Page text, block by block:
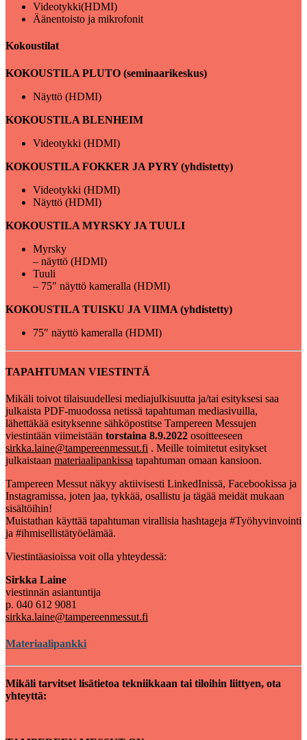
Videotykki(HDMI)
Äänentoisto ja mikrofonit
Kokoustilat
KOKOUSTILA PLUTO (seminaarikeskus)
Näyttö (HDMI)
KOKOUSTILA BLENHEIM
Videotykki (HDMI)
KOKOUSTILA FOKKER JA PYRY (yhdistetty)
Videotykki (HDMI)
Näyttö (HDMI)
KOKOUSTILA MYRSKY JA TUULI
Myrsky
– näyttö (HDMI)
Tuuli
– 75″ näyttö kameralla (HDMI)
KOKOUSTILA TUISKU JA VIIMA (yhdistetty)
75″ näyttö kameralla (HDMI)
TAPAHTUMAN VIESTINTÄ
Mikäli toivot tilaisuudellesi mediajulkisuutta ja/tai esityksesi saa
julkaista PDF-muodossa netissä tapahtuman mediasivuilla,
lähettäkää esityksenne sähköpostitse Tampereen Messujen
viestintään viimeistään torstaina 8.9.2022 osoitteeseen
sirkka.laine@tampereenmessut.fi . Meille toimitetut esitykset
julkaistaan materiaalipankissa tapahtuman omaan kansioon.
Tampereen Messut näkyy aktiivisesti LinkedInissä, Facebookissa ja
Instagramissa, joten jaa, tykkää, osallistu ja tägää meidät mukaan
sisältöihin!
Muistathan käyttää tapahtuman virallisia hashtageja #Työhyvinvointi
ja #ihmisellistätyöelämää.
Viestintäasioissa voit olla yhteydessä:
Sirkka Laine
viestinnän asiantuntija
p. 040 612 9081
sirkka.laine@tampereenmessut.fi
Materiaalipankki
Mikäli tarvitset lisätietoa tekniikkaan tai tiloihin liittyen, ota
yhteyttä: